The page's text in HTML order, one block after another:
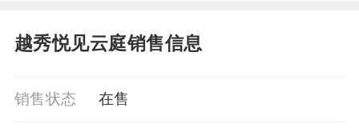
越秀悦见云庭销售信息
销售状态 在售